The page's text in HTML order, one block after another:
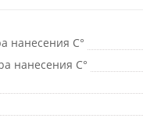
нанесения C°
нанесения C°